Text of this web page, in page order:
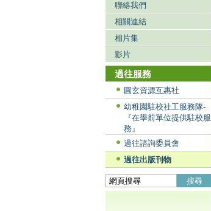
聯絡我們
相關連結
相片集
影片
過往服務
圓玄資源互惠社
幼稚園駐校社工服務隊-
『在學前單位提供駐校服
務』
過往諮詢委員會
過往出版刊物
搜尋